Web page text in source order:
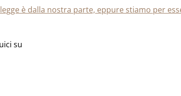
è dalla nostra parte, eppure stiamo per
su